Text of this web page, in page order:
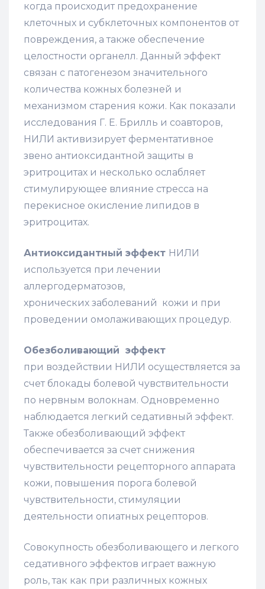
когда происходит предохранение
клеточных и субклеточных компонентов от
повреждения, а также обеспечение
целостности органелл. Данный эффект
связан с патогенезом значительного
количества кожных болезней и
механизмом старения кожи. Как показали
исследования Г. Е. Брилль и соавторов,
НИЛИ активизирует ферментативное
звено антиоксидантной защиты в
эритроцитах и несколько ослабляет
стимулирующее влияние стресса на
перекисное окисление липидов в
эритроцитах.
Антиоксидантный эффект НИЛИ
используется при лечении
аллергодерматозов,
хронических заболеваний кожи и при
проведении омолаживающих процедур.
Обезболивающий эффект
при воздействии НИЛИ осуществляется за
счет блокады болевой чувствительности
по нервным волокнам. Одновременно
наблюдается легкий седативный эффект.
Также обезболивающий эффект
обеспечивается за счет снижения
чувствительности рецепторного аппарата
кожи, повышения порога болевой
чувствительности, стимуляции
деятельности опиатных рецепторов.
Совокупность обезболивающего и легкого
седативного эффектов играет важную
роль, так как при различных кожных